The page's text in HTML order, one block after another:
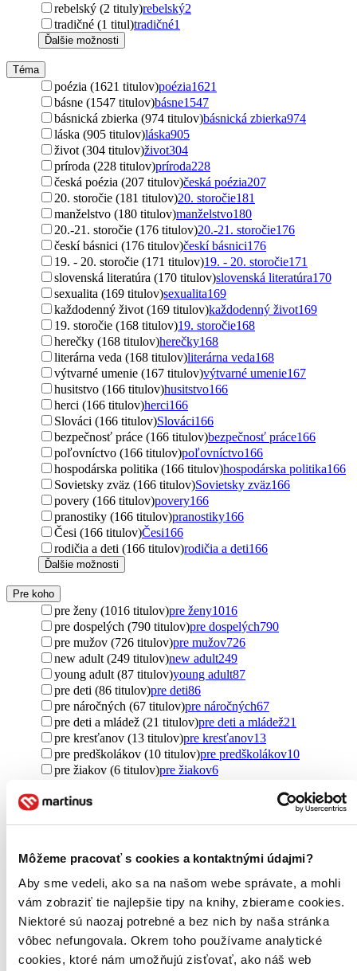
Môžeme pracovať s cookies a kontaktnými údajmi?
Aby sme vedeli, ako sa na našom webe správate, a mohli
vám zobraziť tie najlepšie tipy na knihy, zbierame cookies.
Niektoré sú naozaj potrebné a bez nich by naša stránka
vôbec nefungovala. Okrem toho používame analytické
cookies, ktoré nám umožňujú zisťovať, ako náš web
rebelský (2 tituly)rebelský2
tradičné (1 titul)tradičné1
Ďalšie možnosti
Téma
poézia (1621 titulov)poézia1621
básne (1547 titulov)básne1547
básnická zbierka (974 titulov)básnická zbierka974
láska (905 titulov)láska905
život (304 titulov)život304
príroda (228 titulov)príroda228
česká poézia (207 titulov)česká poézia207
20. storočie (181 titulov)20. storočie181
manželstvo (180 titulov)manželstvo180
20.-21. storočie (176 titulov)20.-21. storočie176
českí básnici (176 titulov)českí básnici176
19. - 20. storočie (171 titulov)19. - 20. storočie171
slovenská literatúra (170 titulov)slovenská literatúra170
sexualita (169 titulov)sexualita169
každodenný život (169 titulov)každodenný život169
19. storočie (168 titulov)19. storočie168
herečky (168 titulov)herečky168
literárna veda (168 titulov)literárna veda168
výtvarné umenie (167 titulov)výtvarné umenie167
husitstvo (166 titulov)husitstvo166
herci (166 titulov)herci166
Slováci (166 titulov)Slováci166
bezpečnosť práce (166 titulov)bezpečnosť práce166
poľovníctvo (166 titulov)poľovníctvo166
hospodárska politika (166 titulov)hospodárska politika166
Sovietsky zväz (166 titulov)Sovietsky zväz166
povery (166 titulov)povery166
pranostiky (166 titulov)pranostiky166
Česi (166 titulov)Česi166
rodičia a deti (166 titulov)rodičia a deti166
Ďalšie možnosti
Pre koho
pre ženy (1016 titulov)pre ženy1016
pre dospelých (790 titulov)pre dospelých790
pre mužov (726 titulov)pre mužov726
new adult (249 titulov)new adult249
young adult (87 titulov)young adult87
pre deti (86 titulov)pre deti86
pre náročných (67 titulov)pre náročných67
pre deti a mládež (21 titulov)pre deti a mládež21
pre kresťanov (13 titulov)pre kresťanov13
pre predškolákov (10 titulov)pre predškolákov10
pre žiakov (6 titulov)pre žiakov6
čitateľov4
pre najmenších (3 tituly)pre najmenších3
pre chlapcov (2 tituly)pre chlapcov2
pre podnikateľov (2 tituly)
pre podnikateľov
pre študentov (2 tituly)
pre študentov2
Ďalšie možnosti
Pôvod